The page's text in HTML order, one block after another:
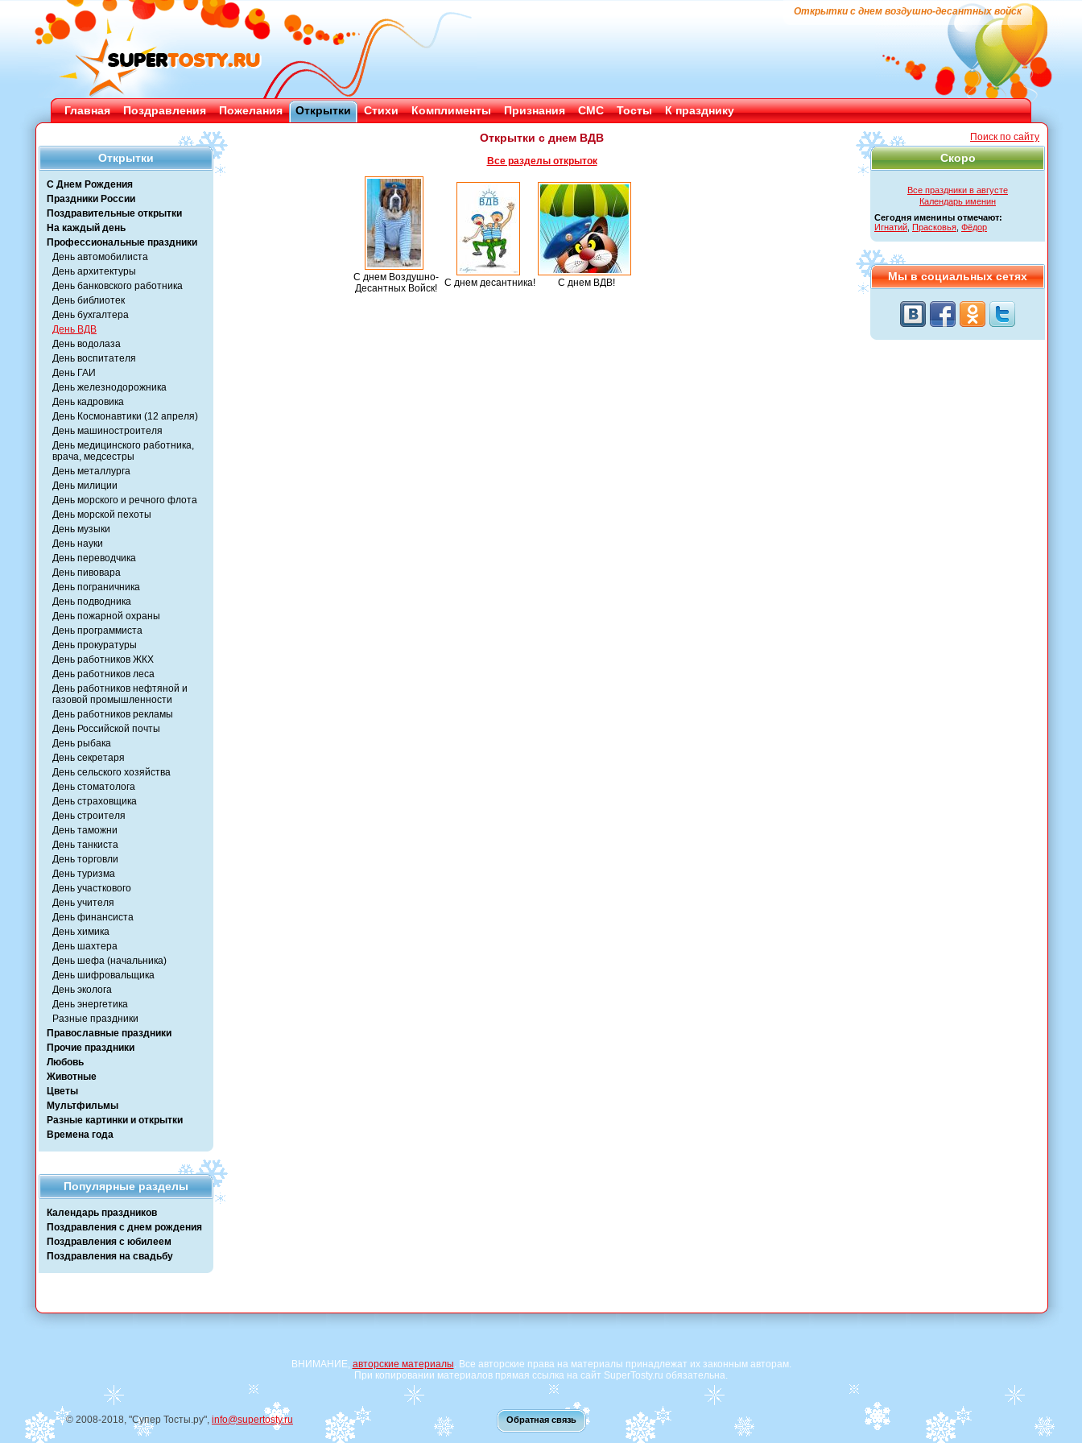
Открытки с днем воздушно-десантных войск
Главная Поздравления Пожелания Открытки Стихи Комплименты Признания СМС Тосты К празднику
Открытки
С Днем Рождения
Праздники России
Поздравительные открытки
На каждый день
Профессиональные праздники
День автомобилиста
День архитектуры
День банковского работника
День библиотек
День бухгалтера
День ВДВ
День водолаза
День воспитателя
День ГАИ
День железнодорожника
День кадровика
День Космонавтики (12 апреля)
День машиностроителя
День медицинского работника,
врача, медсестры
День металлурга
День милиции
День морского и речного флота
День морской пехоты
День музыки
День науки
День переводчика
День пивовара
День пограничника
День подводника
День пожарной охраны
День программиста
День прокуратуры
День работников ЖКХ
День работников леса
День работников нефтяной и
газовой промышленности
День работников рекламы
День Российской почты
День рыбака
День секретаря
День сельского хозяйства
День стоматолога
День страховщика
День строителя
День таможни
День танкиста
День торговли
День туризма
День участкового
День учителя
День финансиста
День химика
День шахтера
День шефа (начальника)
День шифровальщика
День эколога
День энергетика
Разные праздники
Православные праздники
Прочие праздники
Любовь
Животные
Цветы
Мультфильмы
Разные картинки и открытки
Времена года
Популярные разделы
Календарь праздников
Поздравления с днем рождения
Поздравления с юбилеем
Поздравления на свадьбу
Поиск по сайту
Скоро
Все праздники в августе
Календарь именин
Сегодня именины отмечают:
Игнатий Прасковья Фёдор
Мы в социальных сетях
Открытки с днем ВДВ
Все разделы открыток
С днем Воздушно-
Десантных Войск!
С днем десантника! С днем ВДВ!
ВНИМАНИЕ, авторские материалы. Все авторские права на материалы принадлежат их законным авторам.
При копировании материалов прямая ссылка на сайт SuperTosty.ru обязательна.
© 2008-2018, "Супер Тосты.ру", info@supertosty.ru Обратная связь